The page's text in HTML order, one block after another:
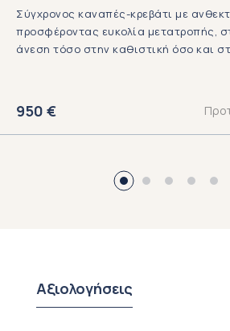
Σύγχρονος καναπές-κρεβάτι με
προσφέροντας ευκολία μετατροπής,
άνεση τόσο στην καθιστική όσο και
950 €
Αξιολογήσεις